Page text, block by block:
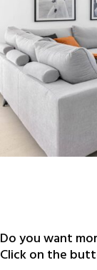
Do you want
Click on the